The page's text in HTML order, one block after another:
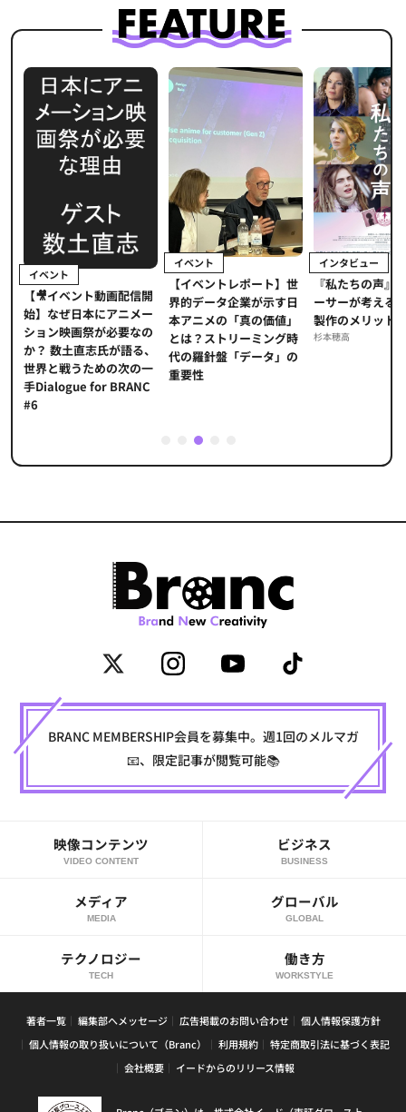
イベント
【🎥イベント動画配信開
始】なぜ日本にアニメー
ション映画祭が必要なの
か？ 数土直志氏が語る、
世界と戦うための次の一
手Dialogue for BRANC
#6
イベント
【イベントレポート】世
界的データ企業が示す日
本アニメの「真の価値」
とは？ストリーミング時
代の羅針盤「データ」の
重要性
インタビュー
『私たちの声』
ーサーが考える
製作のメリット
杉本穂高
3
BRANC MEMBERSHIP会員を募集中。週1回のメルマガ
📧、限定記事が閲覧可能📚
映像コンテンツ
VIDEO CONTENT
ビジネス
BUSINESS
メディア
MEDIA
グローバル
GLOBAL
テクノロジー
TECH
働き方
WORKSTYLE
著者一覧 編集部へメッセージ 広告掲載のお問い合わせ
個人情報保護方針
個人情報の取り扱いについて（Branc）
利用規約
特定商取引法に基づく表記
会社概要
イードからのリリース情報